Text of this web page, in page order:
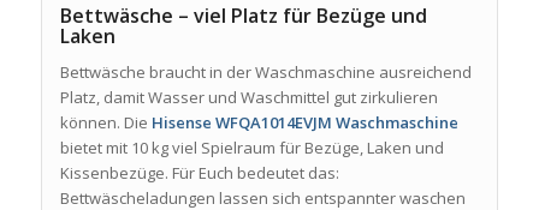
Bettwäsche – viel Platz für Bezüge und
Laken
Bettwäsche braucht in der Waschmaschine ausreichend
Platz, damit Wasser und Waschmittel gut zirkulieren
können. Die Hisense WFQA1014EVJM Waschmaschine
bietet mit 10 kg viel Spielraum für Bezüge, Laken und
Kissenbezüge. Für Euch bedeutet das:
Bettwäscheladungen lassen sich entspannter waschen